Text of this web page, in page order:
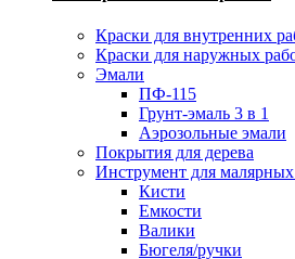
Краски для внутренних
Краски для наружных
Эмали
ПФ-115
Грунт-эмаль 3 в 1
Аэрозольные эмали
Покрытия для дерева
Инструмент для малярных
Кисти
Емкости
Валики
Бюгеля/ручки